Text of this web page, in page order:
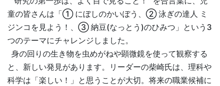
童の皆さんは「① にぼしのかいぼう、② 泳ぎの達人 ミ
ジンコを見よう！、③ 納豆(なっとう)のひみつ」という3
つのテーマにチャレンジしました。
身の回りの生き物を虫めがねや顕微鏡を使って観察する
と、新しい発見があります。リーダーの柴崎氏は、理科や
科学は「楽しい！」と思うことが大切。将来の職業候補に